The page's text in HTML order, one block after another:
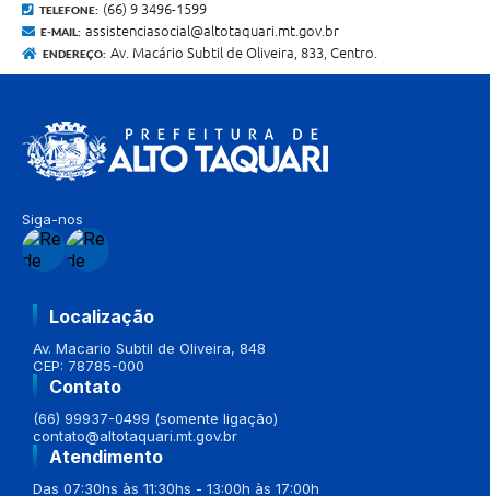
TELEFONE: (66) 9 3496-1599
E-MAIL: assistenciasocial@altotaquari.mt.gov.br
ENDEREÇO: Av. Macário Subtil de Oliveira, 833, Centro.
Siga-nos
Localização
Av. Macario Subtil de Oliveira, 848
CEP: 78785-000
Contato
(66) 99937-0499 (somente ligação)
contato@altotaquari.mt.gov.br
Atendimento
Das 07:30hs às 11:30hs - 13:00h às 17:00h